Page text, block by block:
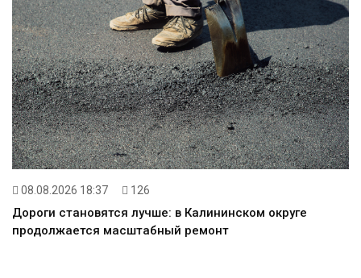
08.08.2026 18:37 126
Дороги становятся лучше: в Калининском округе
продолжается масштабный ремонт